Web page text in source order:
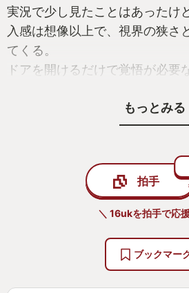
実況で少し見たことはあったけ
入感は想像以上で、視界の狭さ
てくる。
ドアを開けるだけで覚悟が必要
「なんか見たことある」シーン
めず、コントローラーにはじっ
ベイカー家は最初こそ「怖すぎ
たち」だけど、最後まで遊ぶと
ただの恐怖演出で終わらせない
もっとみる
拍手
＼ 16ukを拍手で応
ブックマー